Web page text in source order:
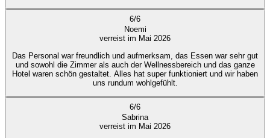
6/6
Noemi
verreist im Mai 2026
Das Personal war freundlich und aufmerksam, das Essen war sehr gut
und sowohl die Zimmer als auch der Wellnessbereich und das ganze
Hotel waren schön gestaltet. Alles hat super funktioniert und wir haben
uns rundum wohlgefühlt.
6/6
Sabrina
verreist im Mai 2026